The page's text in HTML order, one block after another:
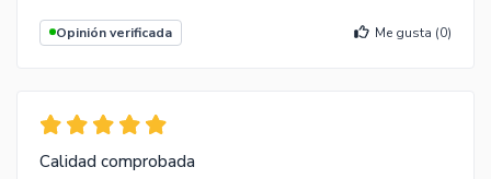
Opinión verificada Me gusta (0)
Calidad comprobada